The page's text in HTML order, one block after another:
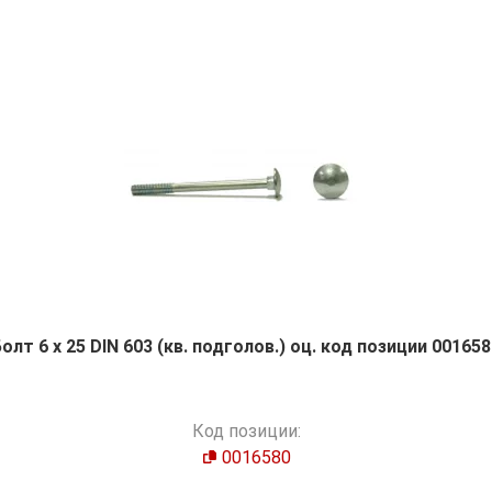
6 х 25 DIN 603 (кв. подголов.) оц. код позиции
Код позиции:
0016580